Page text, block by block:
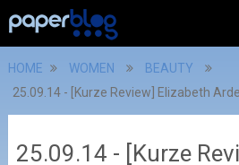
HOME WOMEN
BEAUTY
25.09.14 - [Kurze Review] Elizabeth
25.09.14 - [Kurze